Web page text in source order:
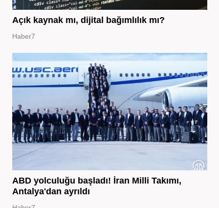
Açık kaynak mı, dijital bağımlılık mı?
Haber7
ABD yolculuğu başladı! İran Milli Takımı,
Antalya'dan ayrıldı